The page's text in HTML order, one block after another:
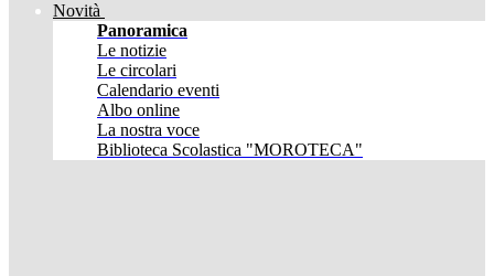
Novità
Panoramica
Le notizie
Le circolari
Calendario eventi
Albo online
La nostra voce
Biblioteca Scolastica "MOROTECA"